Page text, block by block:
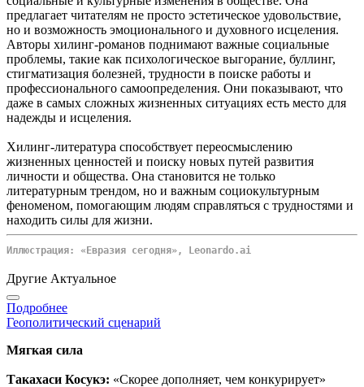
предлагает читателям не просто эстетическое удовольствие,
но и возможность эмоционального и духовного исцеления.
Авторы хилинг-романов поднимают важные социальные
проблемы, такие как психологическое выгорание, буллинг,
стигматизация болезней, трудности в поиске работы и
профессионального самоопределения. Они показывают, что
даже в самых сложных жизненных ситуациях есть место для
надежды и исцеления.
Хилинг-литература способствует переосмыслению
жизненных ценностей и поиску новых путей развития
личности и общества. Она становится не только
литературным трендом, но и важным социокультурным
феноменом, помогающим людям справляться с трудностями и
находить силы для жизни.
Иллюстрация: «Евразия сегодня», Leonardo.ai
Другие Актуальное
Подробнее
Геополитический сценарий
Мягкая сила
Такахаси Косукэ: «Скорее дополняет, чем конкурирует»